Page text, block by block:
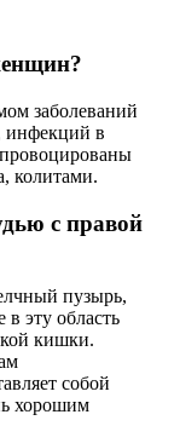
заболеваний
инфекций в
колитами.
с правой
пузырь,
эту область
кишки.
собой
хорошим